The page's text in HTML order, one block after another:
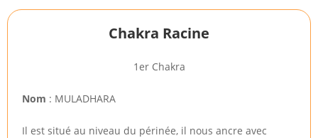
Chakra Racine
1er Chakra
Nom : MULADHARA
Il est situé au niveau du périnée, il nous ancre avec